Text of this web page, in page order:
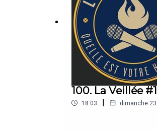
100. La Veillée
18:03 | dimanche